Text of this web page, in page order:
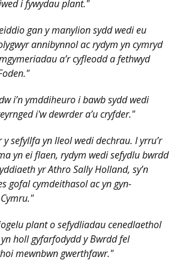
i fywydau plant."
gan y manylion sydd wedi eu
annibynnol ac rydym yn cymryd
a’r cyfleodd a fethwyd
i’n ymddiheuro i bawb sydd wedi
i'w dewrder a’u cryfder."
y sefyllfa yn lleol wedi dechrau. I yrru’r
yn ei flaen, rydym wedi sefydlu bwrdd
yr Athro Sally Holland, sy’n
gofal cymdeithasol ac yn gyn-
plant o sefydliadau cenedlaethol
holl gyfarfodydd y Bwrdd fel
mewnbwn gwerthfawr."